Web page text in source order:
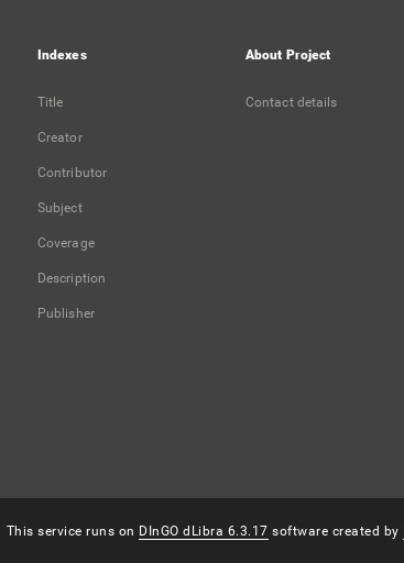
Indexes
Title
Creator
Contributor
Subject
Coverage
Description
Publisher
About Project
Contact details
This service runs on DInGO dLibra 6.3.17 software created by